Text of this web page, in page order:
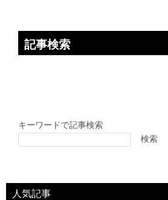
記事検索
キーワードで記事検索
検索
人気記事